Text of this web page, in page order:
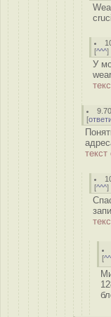
[^^^]
У
9.70
[
текст
[^^^]
[